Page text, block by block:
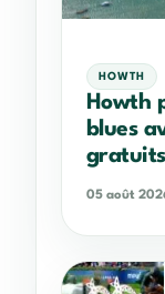
HOWTH
Howth
blues
gratuits
05 août